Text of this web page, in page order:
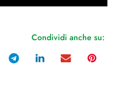
Condividi anche su: